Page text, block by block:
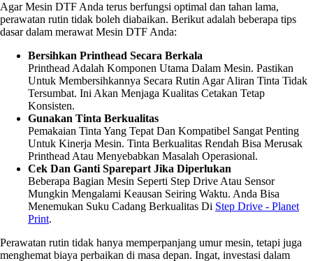
Agar Mesin DTF Anda terus berfungsi optimal dan tahan lama,
perawatan rutin tidak boleh diabaikan. Berikut adalah beberapa tips
dasar dalam merawat Mesin DTF Anda:
Bersihkan Printhead Secara Berkala
Printhead Adalah Komponen Utama Dalam Mesin. Pastikan
Untuk Membersihkannya Secara Rutin Agar Aliran Tinta Tidak
Tersumbat. Ini Akan Menjaga Kualitas Cetakan Tetap
Konsisten.
Gunakan Tinta Berkualitas
Pemakaian Tinta Yang Tepat Dan Kompatibel Sangat Penting
Untuk Kinerja Mesin. Tinta Berkualitas Rendah Bisa Merusak
Printhead Atau Menyebabkan Masalah Operasional.
Cek Dan Ganti Sparepart Jika Diperlukan
Beberapa Bagian Mesin Seperti Step Drive Atau Sensor
Mungkin Mengalami Keausan Seiring Waktu. Anda Bisa
Menemukan Suku Cadang Berkualitas Di Step Drive - Planet
Print.
Perawatan rutin tidak hanya memperpanjang umur mesin, tetapi juga
menghemat biaya perbaikan di masa depan. Ingat, investasi dalam